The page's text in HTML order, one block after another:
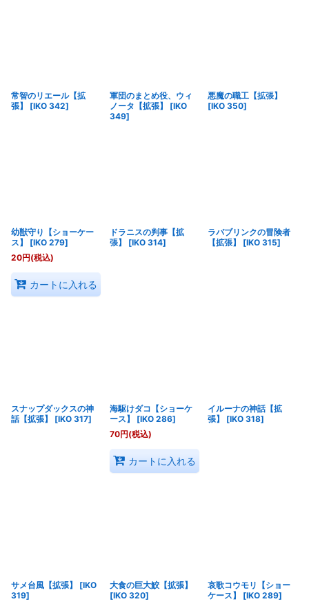
常智のリエール【拡
張】
[IKO 342]
軍団のまとめ役、ウィ
ノータ【拡張】
[IKO
349]
悪魔の職工【拡張】
[IKO 350]
幼獣守り【ショーケー
ス】
[IKO 279]
20円(税込)
カートに入れる
ドラニスの判事【拡
張】
[IKO 314]
ラバブリンクの冒険者
【拡張】
[IKO 315]
スナップダックスの神
話【拡張】
[IKO 317]
海駆けダコ【ショーケ
ース】
[IKO 286]
70円(税込)
カートに入れる
イルーナの神話【拡
張】
[IKO 318]
サメ台風【拡張】 [IKO
319]
大食の巨大鮫【拡張】
[IKO 320]
哀歌コウモリ【ショー
ケース】
[IKO 289]